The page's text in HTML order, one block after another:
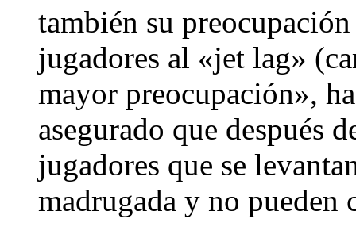
también su
jugadores al «jet lag»
mayor preocupación»,
asegurado que después
jugadores que se
madrugada y no